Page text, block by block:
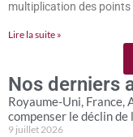
multiplication des points
Lire la suite »
Nos derniers
Royaume-Uni, France,
compenser le déclin
9 juillet 2026